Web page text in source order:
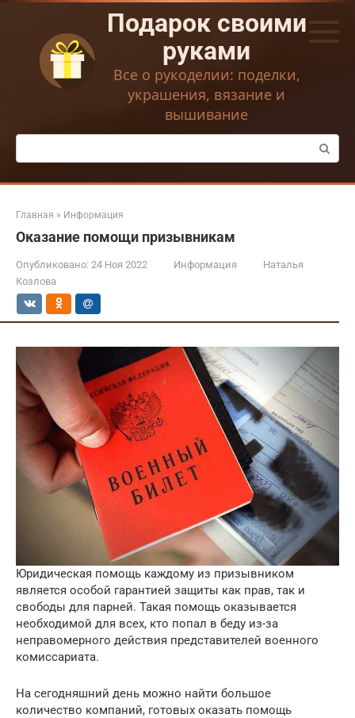
Перейти
контенту
Подарок своими
руками
Все о рукоделии: поделки,
украшения, вязание и
вышивание
Поиск:
Главная » Информация
Оказание помощи призывникам
Опубликовано: 24 Ноя 2022 Информация
Наталья
Козлова
Юридическая помощь каждому из призывником
является особой гарантией защиты как прав, так и
свободы для парней. Такая помощь оказывается
необходимой для всех, кто попал в беду из-за
неправомерного действия представителей военного
комиссариата.
На сегодняшний день можно найти большое
количество компаний, готовых оказать помощь